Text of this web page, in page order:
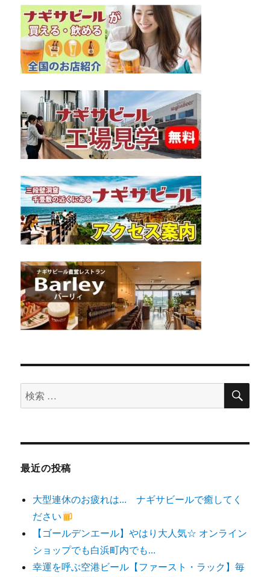
検
索
象:
検
最近の投稿
大型連休のお疲れは… ナギサビールで癒してく
ださい
【ゴールデンエール】やはり大人気☆ オンライン
ショップでも白浜町内でも…
幸運を呼ぶ空港ビール【ファースト・ラック】毎